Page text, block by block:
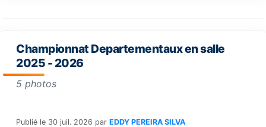
Championnat Departementaux en salle
2025 - 2026
5 photos
Publié le 30 juil. 2026 par EDDY PEREIRA SILVA